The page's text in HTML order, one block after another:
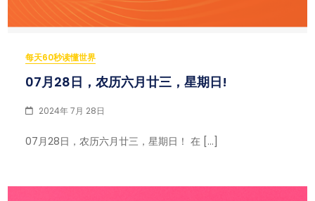
每天60秒读懂世界
07月28日，农历六月廿三，星期日!
2024年 7月 28日
07月28日，农历六月廿三，星期日！ 在 […]